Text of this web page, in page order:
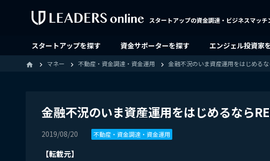
スタートアップの資金調達・ビジネスマッチ
スタートアップを探す 資金サポーターを探す エンジェル投資家
home マネー 不動産・資金調達・資金運用 金融不況のいま資産運用をはじめるな
金融不況のいま資産運用をはじめるなら
2019/08/20 不動産・資金調達・資金運用
【転載元】